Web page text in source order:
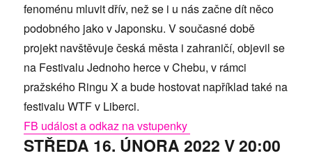
fenoménu mluvit dřív, než se i u nás začne dít něco
podobného jako v Japonsku. V současné době
projekt navštěvuje česká města i zahraničí, objevil se
na Festivalu Jednoho herce v Chebu, v rámci
pražského Ringu X a bude hostovat například také na
festivalu WTF v Liberci.
FB událost a odkaz na vstupenky
STŘEDA 16. ÚNORA 2022 V 20:00